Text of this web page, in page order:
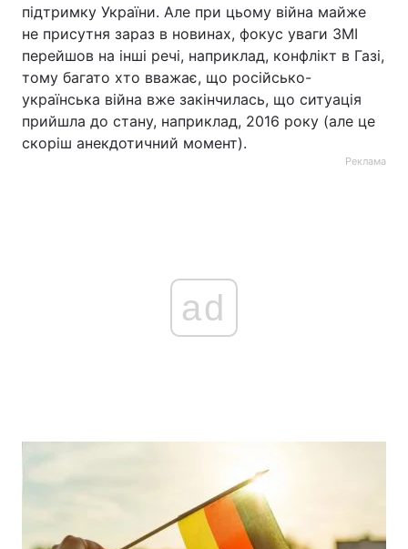
підтримку України. Але при цьому війна майже
не присутня зараз в новинах, фокус уваги ЗМІ
перейшов на інші речі, наприклад, конфлікт в Газі,
тому багато хто вважає, що російсько-
українська війна вже закінчилась, що ситуація
прийшла до стану, наприклад, 2016 року (але це
скоріш анекдотичний момент).
Реклама
ad